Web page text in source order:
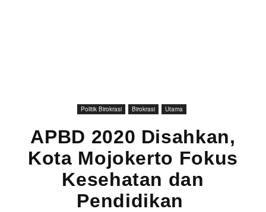
Politik Birokrasi Birokrasi Utama
APBD 2020 Disahkan,
Kota Mojokerto Fokus
Kesehatan dan
Pendidikan